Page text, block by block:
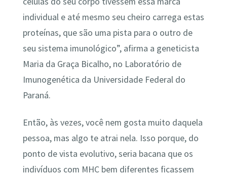
individual e até mesmo seu cheiro carrega estas
proteínas, que são uma pista para o outro de
seu sistema imunológico”, afirma a geneticista
Maria da Graça Bicalho, no Laboratório de
Imunogenética da Universidade Federal do
Paraná.
Então, às vezes, você nem gosta muito daquela
pessoa, mas algo te atrai nela. Isso porque, do
ponto de vista evolutivo, seria bacana que os
indivíduos com MHC bem diferentes ficassem